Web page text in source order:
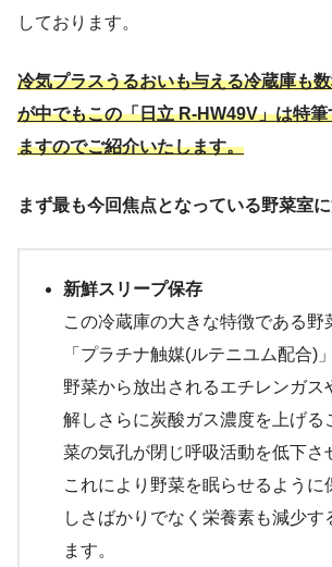
しております。
冷気プラスうるおいも与える冷蔵庫も
が中でもこの「日立 R-HW49V」は特
ますのでご紹介いたします。
まず最も今回焦点となっている野菜室に
新鮮スリープ保存
この冷蔵庫の大きな特徴である野
「プラチナ触媒(ルテニユム配合)
野菜から放出されるエチレンガス
解しさらに炭酸ガス濃度を上げる
菜の気孔が閉じ呼吸活動を低下さ
これにより野菜を眠らせるように
しさばかりでなく栄養素も減少す
ます。